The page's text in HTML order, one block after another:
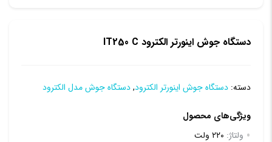
دستگاه جوش اینورتر الکترود IT250 C
دسته: دستگاه جوش اینورتر الکترود,دستگاه جوش مدل الکترود
ویژگی‌های محصول
ولتاژ: ۲۲۰ ولت